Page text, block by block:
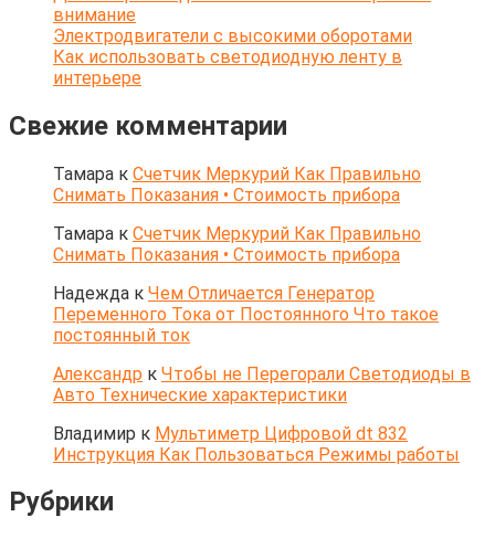
внимание
Электродвигатели с высокими оборотами
Как использовать светодиодную ленту в
интерьере
Свежие комментарии
Тамара к Счетчик Меркурий Как Правильно
Снимать Показания • Стоимость прибора
Тамара к Счетчик Меркурий Как Правильно
Снимать Показания • Стоимость прибора
Надежда к Чем Отличается Генератор
Переменного Тока от Постоянного Что такое
постоянный ток
Александр к Чтобы не Перегорали Светодиоды в
Авто Технические характеристики
Владимир к Мультиметр Цифровой dt 832
Инструкция Как Пользоваться Режимы работы
Рубрики